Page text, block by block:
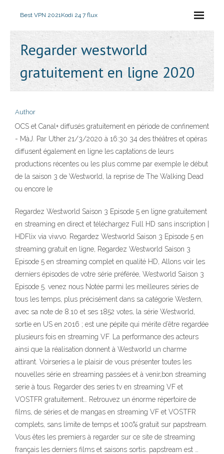
Best VPN 2021Kodi 24 7 flux
Regarder westworld
gratuitement en ligne 2020
Author
OCS et Canal+ diffusés gratuitement en période de confinement
- MàJ. Par Uther 21/3/2020 à 16:30 34 des théâtres et opéras
diffusent également en ligne les captations de leurs
productions récentes ou les plus comme par exemple le début
de la saison 3 de Westworld, la reprise de The Walking Dead
ou encore le
Regardez Westworld Saison 3 Episode 5 en ligne gratuitement
en streaming en direct et téléchargez Full HD sans inscription |
HDFlix via viwvo. Regardez Westworld Saison 3 Episode 5 en
streaming gratuit en ligne, Regardez Westworld Saison 3
Episode 5 en streaming complet en qualité HD, Allons voir les
derniers épisodes de votre série préférée, Westworld Saison 3
Episode 5. venez nous Notée parmi les meilleures séries de
tous les temps, plus précisément dans sa catégorie Western,
avec sa note de 8.10 et ses 1852 votes, la série Westworld,
sortie en US en 2016 ; est une pépite qui mérite d’être regardée
plusieurs fois en streaming VF. La performance des acteurs
ainsi que la réalisation donnent à Westworld un charme
attirant. Voirseries a le plaisir de vous présenter toutes les
nouvelles série en streaming passées et à venir,bon streaming
serie à tous. Regarder des series tv en streaming VF et
VOSTFR gratuitement… Retrouvez un énorme répertoire de
films, de séries et de mangas en streaming VF et VOSTFR
complets, sans limite de temps et 100% gratuit sur papstream.
Vous êtes les premiers à regarder sur ce site de streaming
français les derniers films et saisons sortis. papstream est …